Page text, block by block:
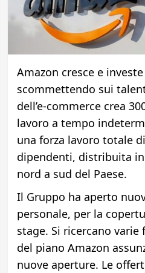
Amazon cresce e
scommettendo sui
dell’e-commerce crea
lavoro a tempo
una forza lavoro totale
dipendenti, distribuita
nord a sud del Paese.
Il Gruppo ha aperto
personale, per la
stage. Si ricercano
del piano Amazon
nuove aperture. Le